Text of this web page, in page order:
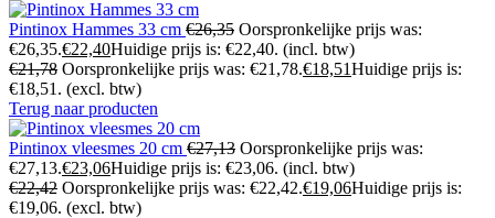
Pintinox Hammes 33 cm €26,35 Oorspronkelijke prijs was:
€26,35.€22,40Huidige prijs is: €22,40. (incl. btw)
€21,78 Oorspronkelijke prijs was: €21,78.€18,51Huidige prijs is:
€18,51. (excl. btw)
Terug naar producten
Pintinox vleesmes 20 cm €27,13 Oorspronkelijke prijs was:
€27,13.€23,06Huidige prijs is: €23,06. (incl. btw)
€22,42 Oorspronkelijke prijs was: €22,42.€19,06Huidige prijs is:
€19,06. (excl. btw)